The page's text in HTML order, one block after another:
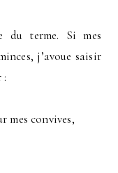
du terme. Si mes
j’avoue saisir
:
mes convives,